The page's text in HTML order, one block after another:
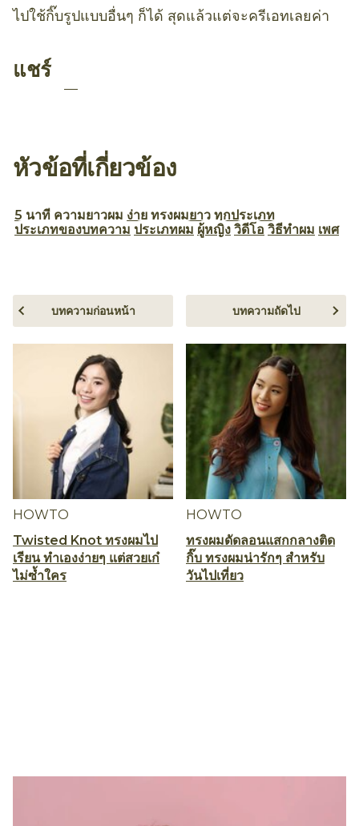
ไปใช้กิ๊บรูปแบบอื่นๆ ก็ได้ สุดแล้วแต่จะครีเอทเลยค่า
แชร์
หัวข้อที่เกี่ยวข้อง
5 นาที ความยาวผม ง่าย ทรงผมยาว ทุกประเภท
ประเภทของบทความ ประเภทผม ผู้หญิง วิดีโอ วิธีทำผม เพศ
HOWTO
Twisted Knot ทรงผมไป
เรียน ทำเองง่ายๆ แต่สวยเก๋
ไม่ซ้ำใคร
บทความก่อนหน้า
HOWTO
ทรงผมดัดลอนแสกกลางติด
กิ๊บ ทรงผมน่ารักๆ สำหรับ
วันไปเที่ยว
บทความถัดไป